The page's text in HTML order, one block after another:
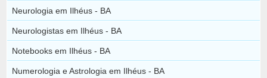
Neurologia em Ilhéus - BA
Neurologistas em Ilhéus - BA
Notebooks em Ilhéus - BA
Numerologia e Astrologia em Ilhéus - BA